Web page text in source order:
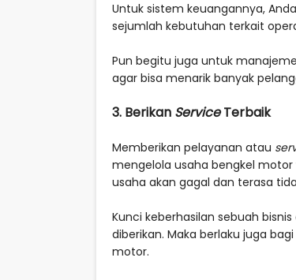
Untuk sistem keuangannya,
sejumlah kebutuhan terkait
Pun begitu juga untuk
agar bisa menarik banyak
3. Berikan ServiceTerbaik
Memberikan pelayanan atau
mengelola usaha bengkel
usaha akan gagal dan terasa
Kunci keberhasilan sebuah
diberikan. Maka berlaku juga
motor.